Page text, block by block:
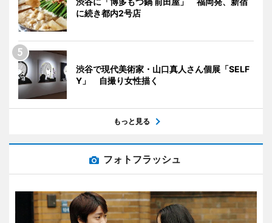
に続き都内2号店
渋谷で現代美術家・山口真人さん個展「SELF
Y」 自撮り女性描く
もっと見る
フォトフラッシュ